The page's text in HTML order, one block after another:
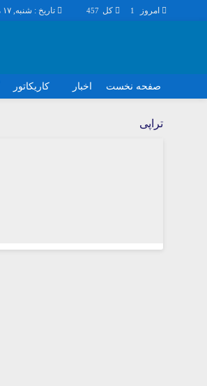
کل 457 امروز 1 تاریخ : شنبه, ۱۷ مرداد , ۱۴۰۵
صفحه نخست اخبار کاریکاتور
تراپی